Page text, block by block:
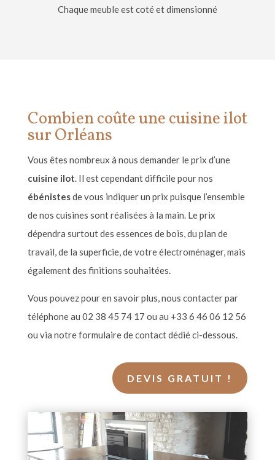
Chaque meuble est coté et dimensionné
Combien coûte une cuisine ilot
sur Orléans
Vous êtes nombreux à nous demander le prix d’une
cuisine ilot. Il est cependant difficile pour nos
ébénistesde vous indiquer un prix puisque l’ensemble
de nos cuisines sont réalisées à la main. Le prix
dépendra surtout des essences de bois, du plan de
travail, de la superficie, de votre électroménager, mais
également des finitions souhaitées.
Vous pouvez pour en savoir plus, nous contacter par
téléphone au 02 38 45 74 17 ou au +33 6 46 06 12 56
ou via notre formulaire de contact dédié ci-dessous.
DEVIS GRATUIT !